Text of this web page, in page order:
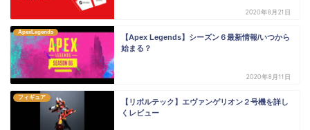
2020年8月21日
ApexLegends
【Apex Legends】シーズン６最新情報/いつから
始まる？
2020年8月11日
フィギュア
【リボルテック】エヴァンゲリオン２号機を詳し
くレビュー